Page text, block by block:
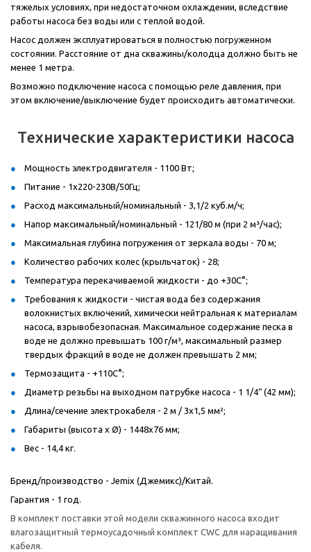
тяжелых условиях, при недостаточном охлаждении, вследствие
работы насоса без воды или с теплой водой.
Насос должен эксплуатироваться в полностью погруженном
состоянии. Расстояние от дна скважины/колодца должно быть не
менее 1 метра.
Возможно подключение насоса с помощью реле давления, при
этом включение/выключение будет происходить автоматически.
Технические характеристики насоса
Мощность электродвигателя - 1100 Вт;
Питание - 1x220-230В/50Гц;
Расход максимальный/номинальный - 3,1/2 куб.м/ч;
Напор максимальный/номинальный - 121/80 м (при 2 м³/час);
Максимальная глубина погружения от зеркала воды - 70 м;
Количество рабочих колес (крыльчаток) - 28;
Температура перекачиваемой жидкости - до +30С°;
Требования к жидкости - чистая вода без содержания
волокнистых включений, химически нейтральная к материалам
насоса, взрывобезопасная. Максимальное содержание песка в
воде не должно превышать 100 г/м³, максимальный размер
твердых фракций в воде не должен превышать 2 мм;
Термозащита - +110С°;
Диаметр резьбы на выходном патрубке насоса - 1 1/4“ (42 мм);
Длина/сечение электрокабеля - 2 м / 3х1,5 мм²;
Габариты (высота х Ø) - 1448х76 мм;
Вес - 14,4 кг.
Бренд/производство - Jemix (Джемикс)/Китай.
Гарантия - 1 год.
В комплект поставки этой модели скважинного насоса входит
влагозащитный термоусадочный комплект CWC для наращивания
кабеля.